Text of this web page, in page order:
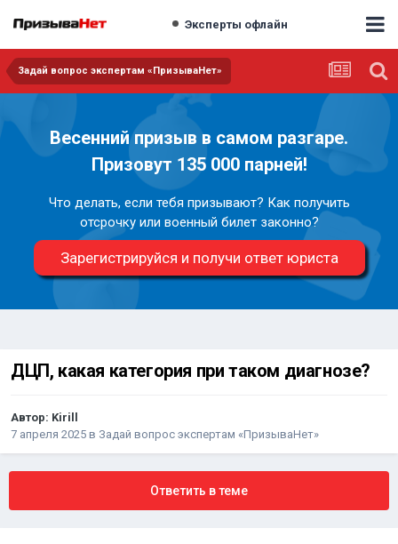
Эксперты офлайн
Задай вопрос экспертам «ПризываНет»
Весенний призыв в самом разгаре.
Призовут 135 000 парней!
Что делать, если тебя призывают? Как получить
отсрочку или военный билет законно?
Зарегистрируйся и получи ответ юриста
ДЦП, какая категория при таком диагнозе?
Автор: Kirill
7 апреля 2025 в Задай вопрос экспертам «ПризываНет»
Ответить в теме